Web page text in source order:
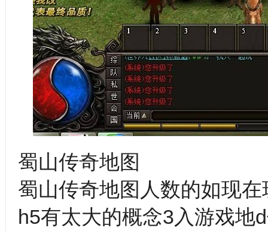
蜀山传奇地图
蜀山传奇地图人数的如现
h5有太大的概念3入游戏地